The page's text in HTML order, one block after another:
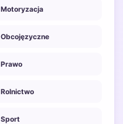
Motoryzacja
Obcojęzyczne
Prawo
Rolnictwo
Sport